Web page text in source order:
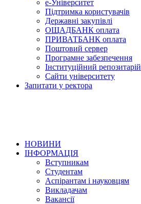
е-Університет
Підтримка користувачів
Державні закупівлі
ОЩАДБАНК оплата
ПРИВАТБАНК оплата
Поштовий сервер
Програмне забезпечення
Інституційний репозитарій
Сайти університету
Запитати у ректора
НОВИНИ
ІНФОРМАЦІЯ
Вступникам
Студентам
Аспірантам і науковцям
Викладачам
Вакансії